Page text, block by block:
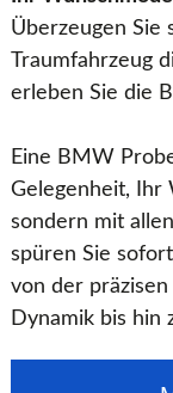
Überzeugen Sie
Traumfahrzeug
erleben Sie die
Eine BMW
Gelegenheit, Ihr
sondern mit
spüren Sie
von der
Dynamik bis hin